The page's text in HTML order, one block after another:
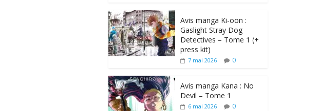
Avis manga Ki-oon :
Gaslight Stray Dog
Detectives – Tome 1 (+
press kit)
7 mai 2026 0
Avis manga Kana : No
Devil – Tome 1
6 mai 2026 0